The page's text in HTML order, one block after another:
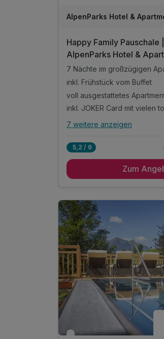
Happy Family Pauschale
AlpenParks Hotel &
Saalbach
7 Nächte im großzügigen
inkl. Frühstück vom Buffet
voll ausgestattetes
Alle Inklusivleistungen
inkl. Frühstück vom Buffet
Vergünstigungen
inkl. Guest Mobility Ticket *
inkl. Benutzung des
inkl. 1 Tiefgaragenparkplatz
inkl. W-LAN Nutzung im
inkl. Endreinigung
inkl. Bikestorage pro
1 Handtuchwechsel inklusive
7 weitere anzeigen
5,2 / 6
Zum
Nur noch bis Oktober